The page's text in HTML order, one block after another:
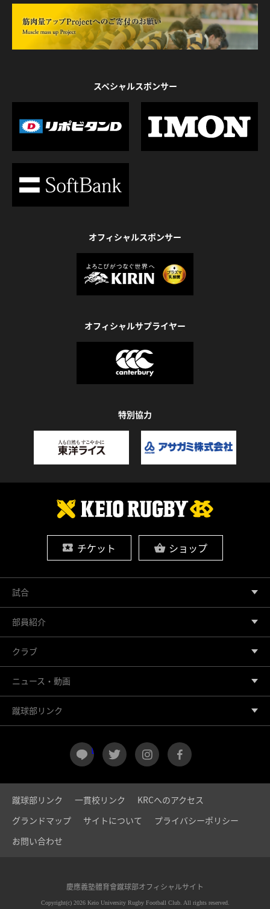
スペシャルスポンサー
オフィシャルスポンサー
オフィシャルサプライヤー
特別協力
チケット ショップ
LINE twitter instagram
試合
部員紹介
クラブ
ニュース・動画
蹴球部リンク
蹴球部リンク 一貫校リンク
KRCへのアクセス
グランドマップ
サイトについて
プライバシーポリシー
お問い合わせ
慶應義塾體育會蹴球部オフィシャルサイト
Copyright(c) 2026 Keio University Rugby Football Club. All rights reserved.